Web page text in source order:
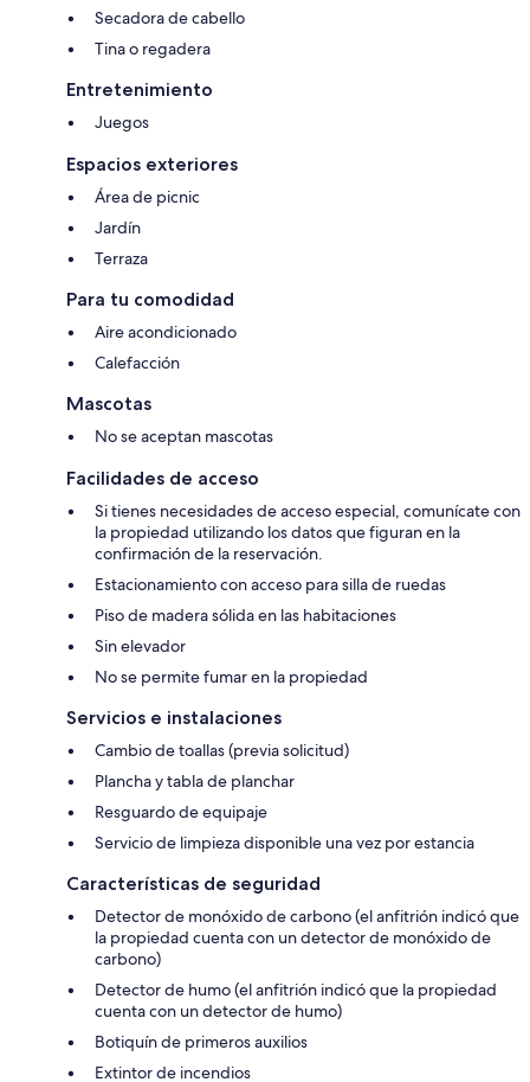
Secadora de cabello
Tina o regadera
Entretenimiento
Juegos
Espacios exteriores
Área de picnic
Jardín
Terraza
Para tu comodidad
Aire acondicionado
Calefacción
Mascotas
No se aceptan mascotas
Facilidades de acceso
Si tienes necesidades de acceso especial, comunícate con
la propiedad utilizando los datos que figuran en la
confirmación de la reservación.
Estacionamiento con acceso para silla de ruedas
Piso de madera sólida en las habitaciones
Sin elevador
No se permite fumar en la propiedad
Servicios e instalaciones
Cambio de toallas (previa solicitud)
Plancha y tabla de planchar
Resguardo de equipaje
Servicio de limpieza disponible una vez por estancia
Características de seguridad
Detector de monóxido de carbono (el anfitrión indicó que
la propiedad cuenta con un detector de monóxido de
carbono)
Detector de humo (el anfitrión indicó que la propiedad
cuenta con un detector de humo)
Botiquín de primeros auxilios
Extintor de incendios